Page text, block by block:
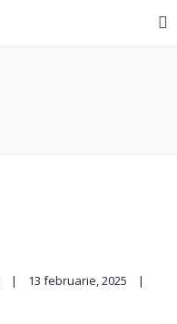
| 13 februarie, 2025 |